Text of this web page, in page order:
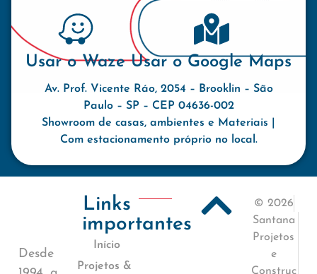
Usar o Waze Usar o Google Maps
Av. Prof. Vicente Ráo, 2054 – Brooklin – São
Paulo – SP – CEP 04636-002
Showroom de casas, ambientes e Materiais |
Com estacionamento próprio no local.
Desde
Links
importantes
Início
Projetos &
© 2026
Santana
Projetos
e
Construç